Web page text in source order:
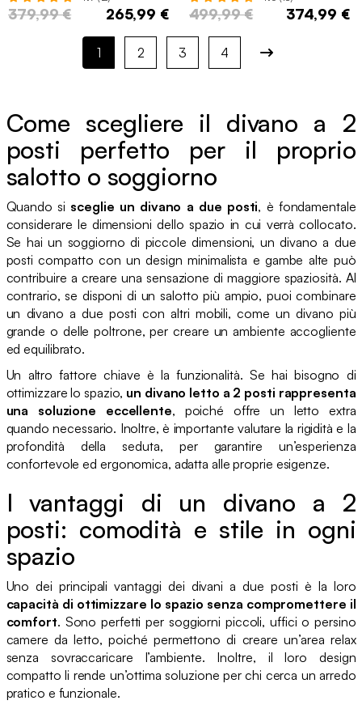
379,99 € 265,99 € 499,99 € 374,99 €
1 2 3 4
Come scegliere il divano a 2
posti perfetto per il proprio
salotto o soggiorno
Quando si sceglie un divano a due posti, è fondamentale
considerare le dimensioni dello spazio in cui verrà collocato.
Se hai un soggiorno di piccole dimensioni, un divano a due
posti compatto con un design minimalista e gambe alte può
contribuire a creare una sensazione di maggiore spaziosità. Al
contrario, se disponi di un salotto più ampio, puoi combinare
un divano a due posti con altri mobili, come un divano più
grande o delle poltrone, per creare un ambiente accogliente
ed equilibrato.
Un altro fattore chiave è la funzionalità. Se hai bisogno di
ottimizzare lo spazio, un divano letto a 2 posti rappresenta
una soluzione eccellente, poiché offre un letto extra
quando necessario. Inoltre, è importante valutare la rigidità e la
profondità della seduta, per garantire un’esperienza
confortevole ed ergonomica, adatta alle proprie esigenze.
I vantaggi di un divano a 2
posti: comodità e stile in ogni
spazio
Uno dei principali vantaggi dei divani a due posti è la loro
capacità di ottimizzare lo spazio senza compromettere il
comfort. Sono perfetti per soggiorni piccoli, uffici o persino
camere da letto, poiché permettono di creare un’area relax
senza sovraccaricare l’ambiente. Inoltre, il loro design
compatto li rende un’ottima soluzione per chi cerca un arredo
pratico e funzionale.